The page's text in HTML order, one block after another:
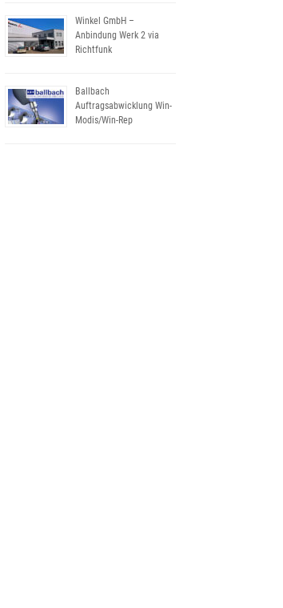
Winkel GmbH –
Anbindung Werk 2 via
Richtfunk
Ballbach
Auftragsabwicklung Win-
Modis/Win-Rep